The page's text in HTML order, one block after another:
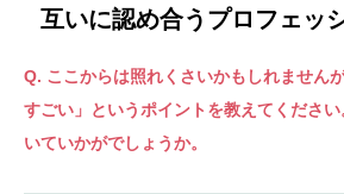
互いに認め合うプロフェッ
Q. ここからは照れくさいかもしれません
すごい」というポイントを教えてくださ
いていかがでしょうか。